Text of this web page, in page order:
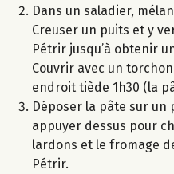
Dans un saladier,
Creuser un puits et y
Pétrir jusqu’à obtenir
Couvrir avec un
endroit tiède 1h30 (la
Déposer la pâte sur
appuyer dessus pour
lardons et le fromage
Pétrir.